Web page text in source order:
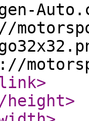
>
height>